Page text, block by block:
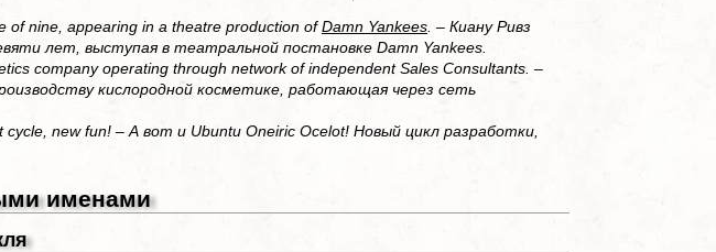
of nine, appearing in a theatre production ofDamn Yankees . – Киану Ривз
лет, выступая в театральной постановке Damn Yankees.
company operating through network of independent Sales Consultants. –
кислородной косметике, работающая через сеть
cycle, new fun! – А вот и Ubuntu Oneiric Ocelot! Новый цикл разработки,
именами